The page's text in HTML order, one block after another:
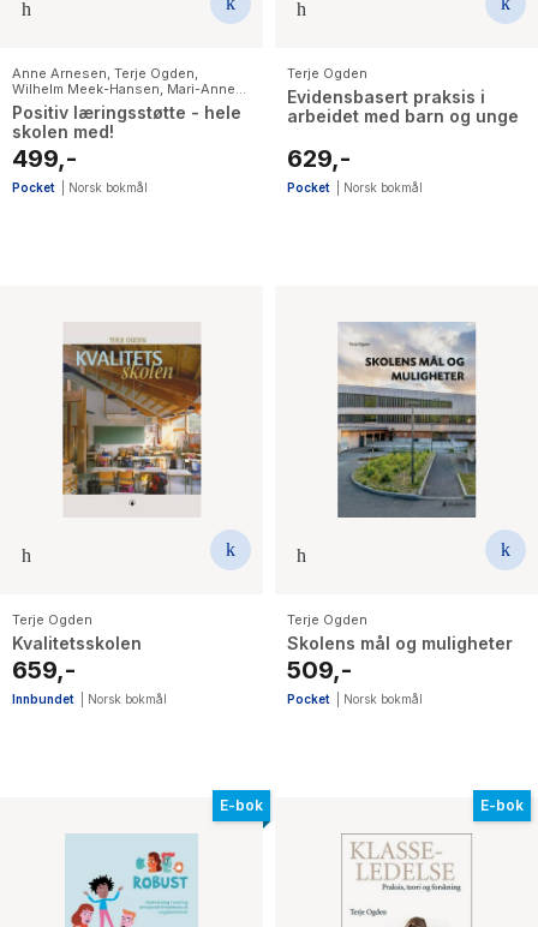
Anne Arnesen, Terje Ogden,
Wilhelm Meek-Hansen, Mari-Anne
Sørlie
Positiv læringsstøtte - hele
skolen med!
499,-
Pocket Norsk bokmål
Terje Ogden
Evidensbasert praksis i
arbeidet med barn og unge
629,-
Pocket Norsk bokmål
Terje Ogden
Kvalitetsskolen
659,-
Innbundet Norsk bokmål
Terje Ogden
Skolens mål og muligheter
509,-
Pocket Norsk bokmål
E-bok E-bok